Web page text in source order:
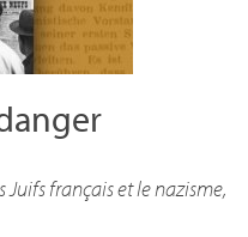
Juifs français et le nazisme,